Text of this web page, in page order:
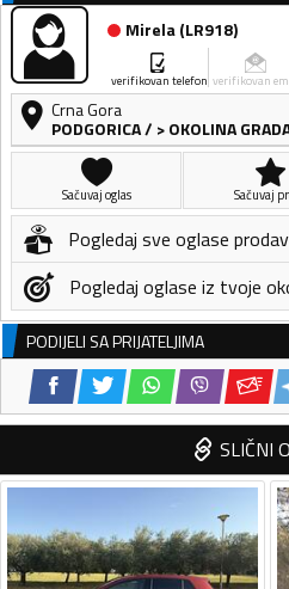
Mirela(LR918)
verifikovan telefon verifikovan
Crna Gora
PODGORICA/ > OKOLINA
Sačuvaj oglas Sačuvaj
Pogledaj sve oglase
Pogledaj oglase iz tvoje
PODIJELI SA PRIJATELJIMA
SLIČNI